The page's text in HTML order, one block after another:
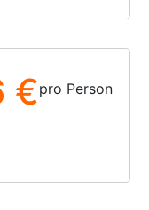
€pro Person